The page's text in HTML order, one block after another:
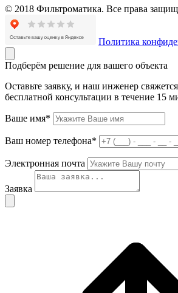
© 2018 Фильтроматика. Все права
Политика
Подберём решение для вашего объекта
Оставьте заявку, и наш инженер
бесплатной консультации в течение 15
Ваше имя*
Ваш номер телефона*
Электронная почта
Заявка